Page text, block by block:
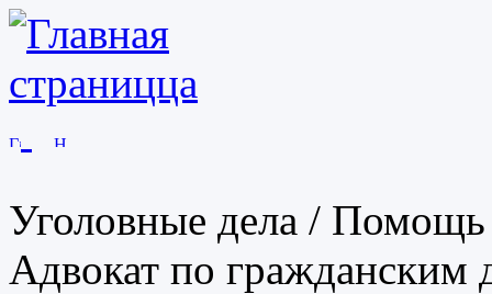
Уголовные дела / Помощь
Адвокат по гражданским